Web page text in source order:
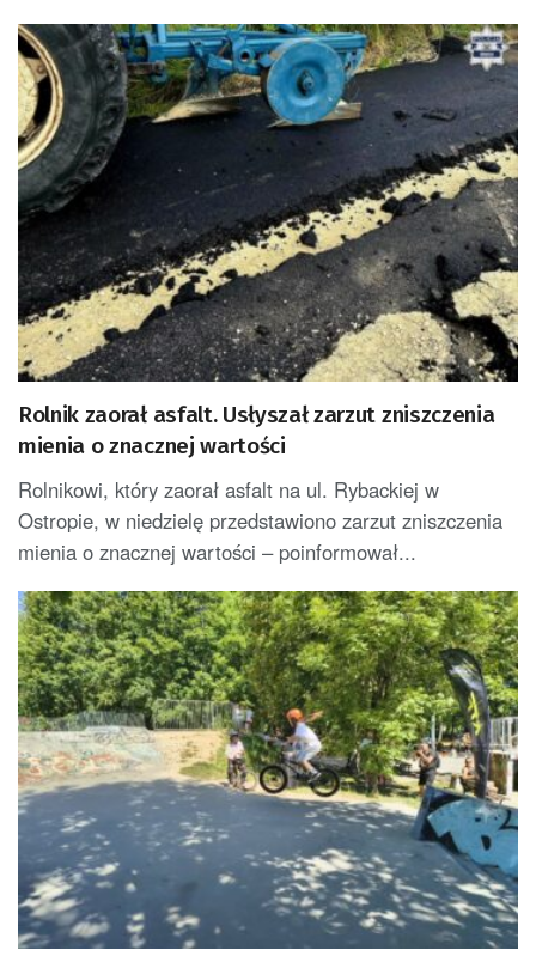
Rolnik zaorał asfalt. Usłyszał zarzut zniszczenia
mienia o znacznej wartości
Rolnikowi, który zaorał asfalt na ul. Rybackiej w
Ostropie, w niedzielę przedstawiono zarzut zniszczenia
mienia o znacznej wartości – poinformował...